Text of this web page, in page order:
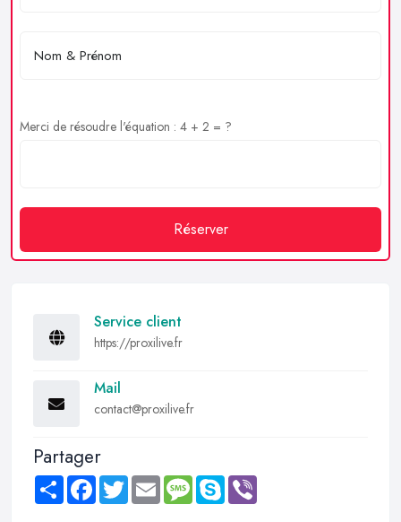
Merci de résoudre l'équation : 4 + 2 = ?
Réserver
Service client
https://proxilive.fr
Mail
contact@proxilive.fr
Partager
Share FacebookTwitter Email MessageSkype